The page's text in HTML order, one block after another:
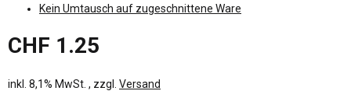
Kein Umtausch auf zugeschnittene Ware
CHF 1.25
inkl. 8,1% MwSt. , zzgl. Versand